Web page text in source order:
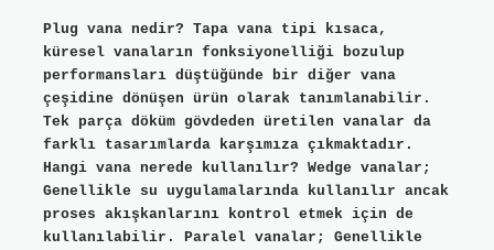
Plug vana nedir? Tapa vana tipi kısaca,
küresel vanaların fonksiyonelliği bozulup
performansları düştüğünde bir diğer vana
çeşidine dönüşen ürün olarak tanımlanabilir.
Tek parça döküm gövdeden üretilen vanalar da
farklı tasarımlarda karşımıza çıkmaktadır.
Hangi vana nerede kullanılır? Wedge vanalar;
Genellikle su uygulamalarında kullanılır ancak
proses akışkanlarını kontrol etmek için de
kullanılabilir. Paralel vanalar; Genellikle